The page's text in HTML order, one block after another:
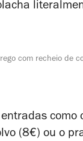
com recheio de
(8€) ou o